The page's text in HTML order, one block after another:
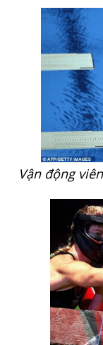
Vận động